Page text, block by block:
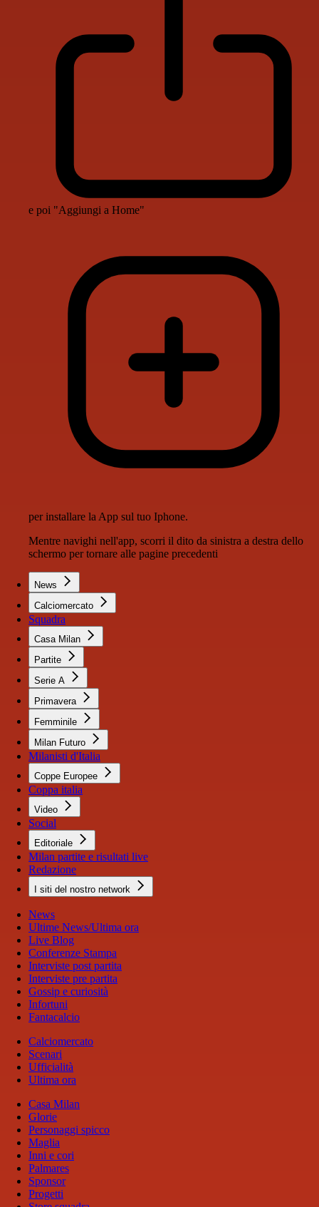
e poi "Aggiungi a Home"
per installare la App sul tuo Iphone.
Mentre navighi nell'app, scorri il dito da sinistra a destra dello
schermo per tornare alle pagine precedenti
News
Calciomercato
Squadra
Casa Milan
Partite
Serie A
Primavera
Femminile
Milan Futuro
Milanisti d'Italia
Coppe Europee
Coppa italia
Video
Social
Editoriale
Milan partite e risultati live
Redazione
I siti del nostro network
News
Ultime News/Ultima ora
Live Blog
Conferenze Stampa
Interviste post partita
Interviste pre partita
Gossip e curiosità
Infortuni
Fantacalcio
Calciomercato
Scenari
Ufficialità
Ultima ora
Casa Milan
Glorie
Personaggi spicco
Maglia
Inni e cori
Palmares
Sponsor
Progetti